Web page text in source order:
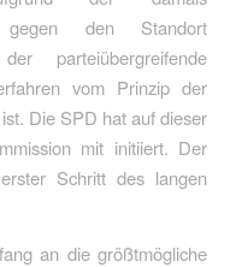
gegen den Standort
parteiübergreifende
vom Prinzip der
Die SPD hat auf dieser
mit initiiert. Der
Schritt des langen
an die größtmögliche